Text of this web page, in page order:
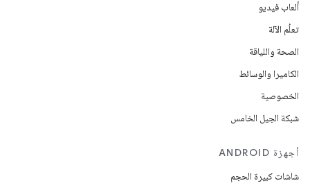
ألعاب فيديو
تعلُم الآلة
الصحة واللياقة
الكاميرا والوسائط
الخصوصية
شبكة الجيل الخامس
أجهزة ANDROID
شاشات كبيرة الحجم